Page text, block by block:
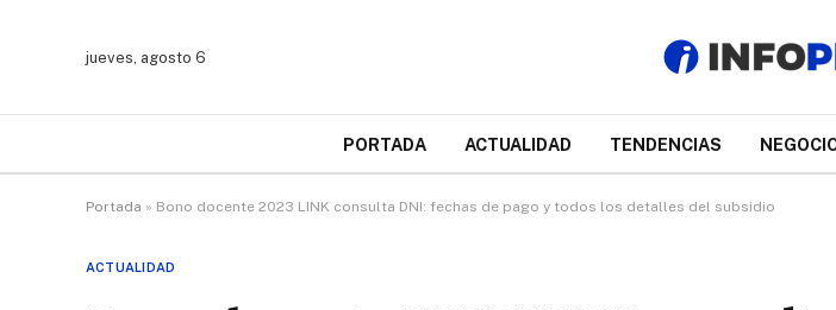
jueves, agosto 6
PORTADA ACTUALIDAD TENDENCIAS
Portada » Bono docente 2023 LINK consulta DNI: fechas de pago y todos los detalles del subsidio
ACTUALIDAD